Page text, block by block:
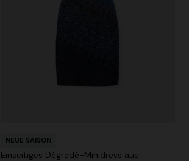
NEUE SAISON
Einseitiges Dégradé-Minidress aus